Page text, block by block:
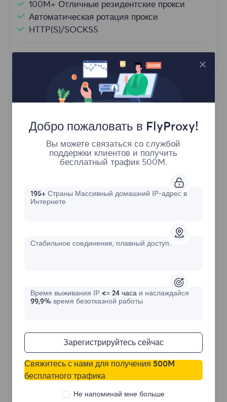
100M+ Отличные резидентские прокси
Автоматическая ротация прокси
HTTP(S)/SOCKS5
Неограниченные резидентные
Стартовая форма
Неограниченное использование трафика
Случайная страна
Реальный динамический резидентский
прокси
Узнать больше
Добро пожаловать в FlyProxy!
Вы можете связаться со службой
поддержки клиентов и получить
бесплатный трафик 500M.
195+Страны Массивный домашний IP-адрес в
Интернете
Стабильное соединение, плавный доступ.
Время выживания IP <= 24 часа и наслаждайся
99,9%время безотказной работы
Зарегистрируйтесь сейчас
Свяжитесь с нами для получения 500M
бесплатного трафика
Не напоминай мне больше